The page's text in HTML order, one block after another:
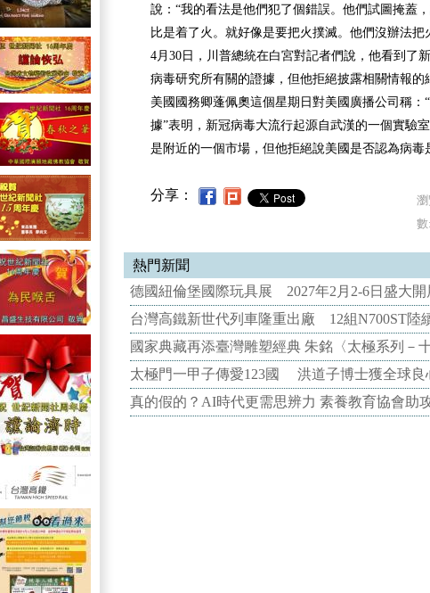
說：“我的看法是他們犯了個錯誤。他們試圖掩蓋
比是着了火。就好像是要把火撲滅。他們沒辦法把
4月30日，川普總統在白宮對記者們說，他看到了
病毒研究所有關的證據，但他拒絕披露相關情報的
美國國務卿蓬佩奧這個星期日對美國廣播公司稱：
據”表明，新冠病毒大流行起源自武漢的一個實驗
是附近的一個市場，但他拒絕說美國是否認為病毒
分享：
瀏
數
熱門新聞
德國紐倫堡國際玩具展 2027年2月2-6日盛大開
台灣高鐵新世代列車隆重出廠 12組N700ST陸
國家典藏再添臺灣雕塑經典 朱銘〈太極系列－
太極門一甲子傳愛123國 洪道子博士獲全球良
真的假的？AI時代更需思辨力 素養教育協會助